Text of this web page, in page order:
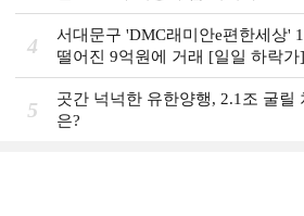
4
서대문구 'DMC래미안e편한세상'
떨어진 9억원에 거래 [일일 하락가]
5
곳간 넉넉한 유한양행, 2.1조 굴릴
은?